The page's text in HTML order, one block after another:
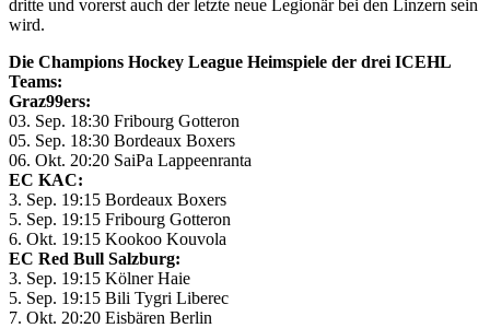
dritte und vorerst auch der letzte neue Legionär bei den Linzern sein
wird.
Die Champions Hockey League Heimspiele der drei ICEHL
Teams:
Graz99ers:
03. Sep. 18:30 Fribourg Gotteron
05. Sep. 18:30 Bordeaux Boxers
06. Okt. 20:20 SaiPa Lappeenranta
EC KAC:
3. Sep. 19:15 Bordeaux Boxers
5. Sep. 19:15 Fribourg Gotteron
6. Okt. 19:15 Kookoo Kouvola
EC Red Bull Salzburg:
3. Sep. 19:15 Kölner Haie
5. Sep. 19:15 Bili Tygri Liberec
7. Okt. 20:20 Eisbären Berlin